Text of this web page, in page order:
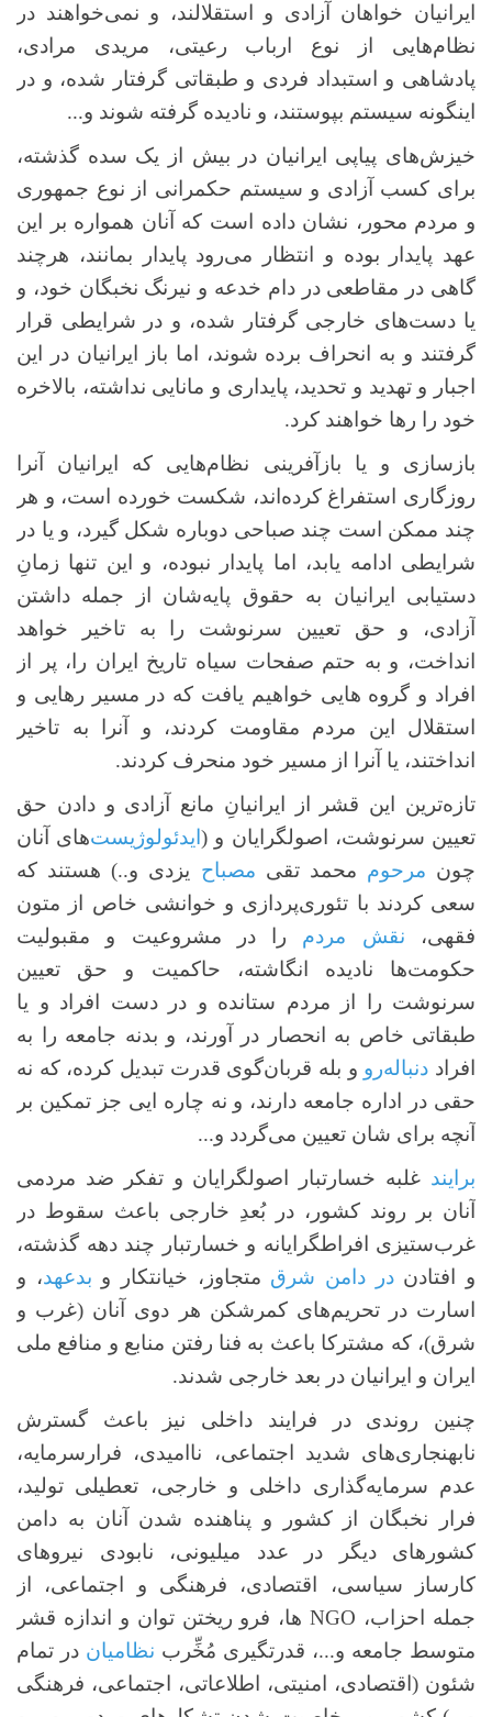
ایرانیان خواهان آزادی و استقلالند، و نمی‌خواهند در
نظام‌هایی از نوع ارباب رعیتی، مریدی مرادی،
پادشاهی و استبداد فردی و طبقاتی گرفتار شده، و در
اینگونه سیستم بپوستند، و نادیده گرفته شوند و...
خیزش‌های پیاپی ایرانیان در بیش از یک سده گذشته،
برای کسب آزادی و سیستم حکمرانی از نوع جمهوری
و مردم محور، نشان داده ‌است که آنان همواره بر این
عهد پایدار بوده و انتظار می‌رود پایدار بمانند، هرچند
گاهی در مقاطعی در دام خدعه و نیرنگ نخبگان خود، و
یا دست‌های خارجی گرفتار شده، و در شرایطی قرار
گرفتند و به انحراف برده شوند، اما باز ایرانیان در این
اجبار و تهدید و تحدید، پایداری و مانایی نداشته، بالاخره
خود را رها خواهند کرد.
بازسازی و یا بازآفرینی نظام‌هایی که ایرانیان آنرا
روزگاری استفراغ کرده‌اند، شکست خورده است، و هر
چند ممکن است چند صباحی دوباره شکل گیرد، و یا در
شرایطی ادامه یابد، اما پایدار نبوده، و این تنها زمانِ
دستیابی ایرانیان به حقوق پایه‌شان از جمله داشتن
آزادی، و حق تعیین سرنوشت را به تاخیر خواهد
انداخت، و به حتم صفحات سیاه تاریخ ایران را، پر از
افراد و گروه هایی خواهیم یافت که در مسیر رهایی و
استقلال این مردم مقاومت کردند، و آنرا به تاخیر
انداختند، یا آنرا از مسیر خود منحرف کردند.
تازه‌ترین این قشر از ایرانیانِ مانع آزادی و دادن حق
تعیین سرنوشت، اصولگرایان و (ایدئولوژیست‌های آنان
چون مرحوم محمد تقی مصباح یزدی و..) هستند که
سعی کردند با تئوری‌پردازی و خوانشی خاص از متون
فقهی، نقش مردم را در مشروعیت و مقبولیت
حکومت‌ها نادیده انگاشته، حاکمیت و حق تعیین
سرنوشت را از مردم ستانده و در دست افراد و یا
طبقاتی خاص به انحصار در آورند، و بدنه جامعه را به
افراد دنباله‌رو و بله قربان‌گوی قدرت تبدیل کرده، که نه
حقی در اداره جامعه دارند، و نه چاره ایی جز تمکین بر
آنچه برای شان تعیین می‌گردد و...
برایند غلبه خسارتبار اصولگرایان و تفکر ضد مردمی
آنان بر روند کشور، در بُعدِ خارجی باعث سقوط در
غرب‌ستیزی افراطگرایانه و خسارتبار چند دهه گذشته،
و افتادندر دامن شرق متجاوز، خیانتکار و بدعهد، و
اسارت در تحریم‌های کمرشکن هر دوی آنان (غرب و
شرق)، که مشترکا باعث به فنا رفتن منابع و منافع ملی
ایران و ایرانیان در بعد خارجی شدند.
چنین روندی در فرایند داخلی نیز باعث گسترش
نابهنجاری‌های شدید اجتماعی، ناامیدی، فرارسرمایه،
عدم سرمایه‌گذاری داخلی و خارجی، تعطیلی تولید،
فرار نخبگان از کشور و پناهنده شدن آنان به دامن
کشورهای دیگر در عدد میلیونی، نابودی نیروهای
کارساز سیاسی، اقتصادی، فرهنگی و اجتماعی، از
جمله احزاب، NGO ها، فرو ریختن توان و اندازه قشر
متوسط جامعه و...، قدرتگیری مُخِّرب نظامیان در تمام
شئون (اقتصادی، امنیتی، اطلاعاتی، اجتماعی، فرهنگی